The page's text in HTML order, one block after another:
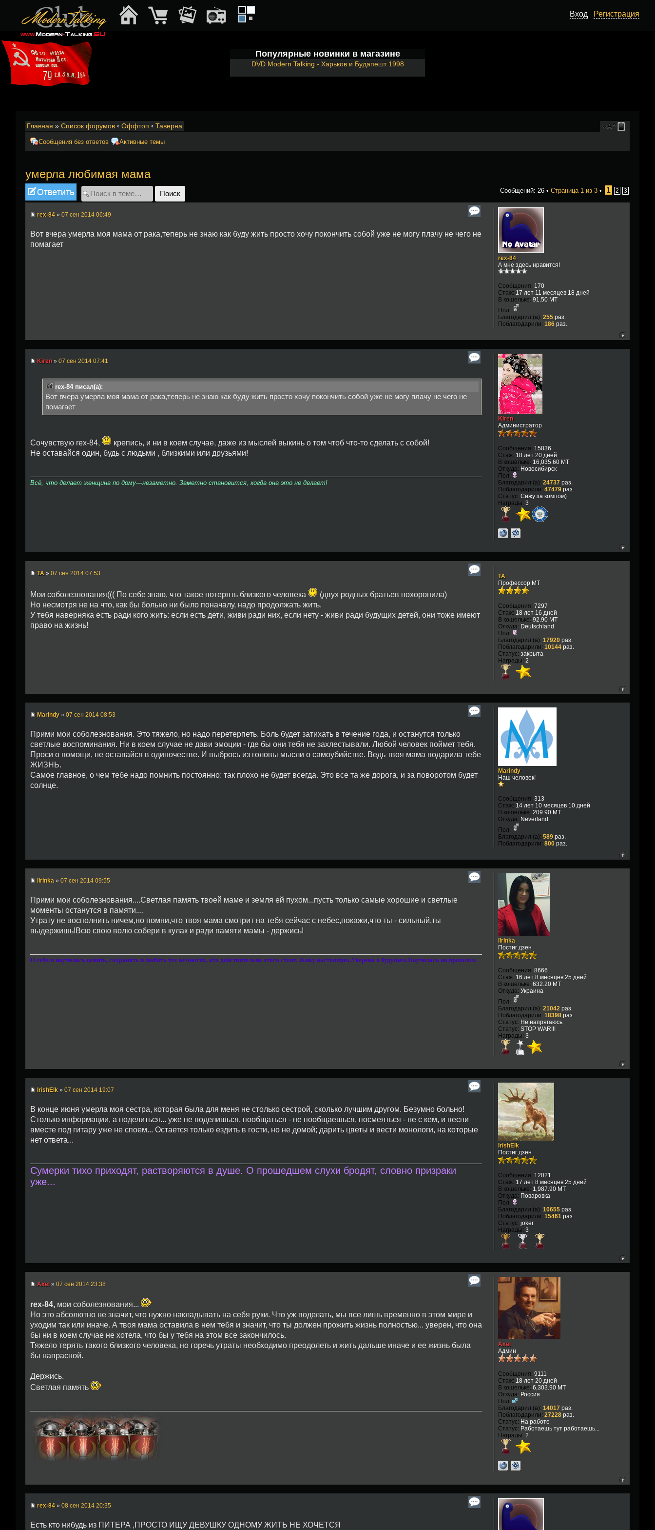
Популярные новинки в магазине
DVD Modern Talking - Харьков и Будапешт 1998
Главная » Список форумов ‹ Оффтоп ‹ Таверна
Сообщения без ответов Активные темы
умерла любимая мама
Ответить Сообщений: 26 • Страница 1 из 3 • 1 2 3
rex-84 » 07 сен 2014 06:49
Вот вчера умерла моя мама от рака,теперь не знаю как буду жить просто хочу покончить собой уже не могу плачу не чего не
помагает
rex-84
А мне здесь нравится!
Сообщения: 170
Стаж: 17 лет 11 месяцев 18 дней
В кошельке: 91.50 MT
Пол:
Благодарил (а): 255раз.
Поблагодарили: 186раз.
Kiren » 07 сен 2014 07:41
rex-84 писал(а):
Вот вчера умерла моя мама от рака,теперь не знаю как буду жить просто хочу покончить собой уже не могу плачу не чего не
помагает
Сочувствую rex-84,
крепись, и ни в коем случае, даже из мыслей выкинь о том чтоб что-то сделать с собой!
Не оставайся один, будь с людьми , близкими или друзьями!
Всё, что делает женщина по дому—незаметно. Заметно становится, когда она это не делает!
Kiren
Администратор
Сообщения: 15836
Стаж: 18 лет 20 дней
В кошельке: 16,035.60 MT
Откуда: Новосибирск
Пол:
Благодарил (а): 24737раз.
Поблагодарили: 47479раз.
Статус: Сижу за компом)
Награды: 3
TA » 07 сен 2014 07:53
Мои соболезнования((( По себе знаю, что такое потерять близкого человека
(двух родных братьев похоронила)
Но несмотря не на что, как бы больно ни было поначалу, надо продолжать жить.
У тебя наверняка есть ради кого жить: если есть дети, живи ради них, если нету - живи ради будущих детей, они тоже имеют
право на жизнь!
TA
Профессор МТ
Сообщения: 7297
Стаж: 18 лет 16 дней
В кошельке: 92.90 MT
Откуда: Deutschland
Пол:
Благодарил (а): 17920раз.
Поблагодарили: 10144раз.
Статус: закрыта
Награды: 2
Marindy » 07 сен 2014 08:53
Прими мои соболезнования. Это тяжело, но надо перетерпеть. Боль будет затихать в течение года, и останутся только
светлые воспоминания. Ни в коем случае не дави эмоции - где бы они тебя не захлестывали. Любой человек поймет тебя.
Проси о помощи, не оставайся в одиночестве. И выбрось из головы мысли о самоубийстве. Ведь твоя мама подарила тебе
ЖИЗНЬ.
Самое главное, о чем тебе надо помнить постоянно: так плохо не будет всегда. Это все та же дорога, и за поворотом будет
солнце.
Marindy
Наш человек!
Сообщения: 313
Стаж: 14 лет 10 месяцев 10 дней
В кошельке: 209.90 MT
Откуда: Neverland
Пол:
Благодарил (а): 589раз.
Поблагодарили: 800раз.
lirinka » 07 сен 2014 09:55
Прими мои соболезнования....Светлая память твоей маме и земля ей пухом...пусть только самые хорошие и светлые
моменты останутся в памяти....
Утрату не восполнить ничем,но помни,что твоя мама смотрит на тебя сейчас с небес,покажи,что ты - сильный,ты
выдержишь!Всю свою волю собери в кулак и ради памяти мамы - держись!
О себе:я научилась ценить, сохранять и любить тех немногих, кто действительно этого стоит. Живу настоящим.Уверена в будущем.Научилась на прошлом.
lirinka
Постиг дзен
Сообщения: 8666
Стаж: 16 лет 8 месяцев 25 дней
В кошельке: 632.20 MT
Откуда: Украина
Пол:
Благодарил (а): 21042раз.
Поблагодарили: 18398раз.
Статус: Не напрягаюсь
Статус: STOP WAR!!!
Награды: 3
IrishElk » 07 сен 2014 19:07
В конце июня умерла моя сестра, которая была для меня не столько сестрой, сколько лучшим другом. Безумно больно!
Столько информации, а поделиться... уже не поделишься, пообщаться - не пообщаешься, посмеяться - не с кем, и песни
вместе под гитару уже не споем... Остается только ездить в гости, но не домой; дарить цветы и вести монологи, на которые
нет ответа...
Сумерки тихо приходят, растворяются в душе. О прошедшем слухи бродят, словно призраки
уже...
IrishElk
Постиг дзен
Сообщения: 12021
Стаж: 17 лет 8 месяцев 25 дней
В кошельке: 1,987.90 MT
Откуда: Поваровка
Пол:
Благодарил (а): 10655раз.
Поблагодарили: 15461раз.
Статус: joker
Награды: 3
Axel » 07 сен 2014 23:38
rex-84, мои соболезнования...
Но это абсолютно не значит, что нужно накладывать на себя руки. Что уж поделать, мы все лишь временно в этом мире и
уходим так или иначе. А твоя мама оставила в нем тебя и значит, что ты должен прожить жизнь полностью... уверен, что она
бы ни в коем случае не хотела, что бы у тебя на этом все закончилось.
Тяжело терять такого близкого человека, но горечь утраты необходимо преодолеть и жить дальше иначе и ее жизнь была
бы напрасной.
Держись.
Светлая память
Axel
Админ
Сообщения: 9111
Стаж: 18 лет 20 дней
В кошельке: 6,303.90 MT
Откуда: Россия
Пол:
Благодарил (а): 14017раз.
Поблагодарили: 27228раз.
Статус: На работе
Статус: Работаешь тут работаешь...
Награды: 2
rex-84 » 08 сен 2014 20:35
Есть кто нибудь из ПИТЕРА ,ПРОСТО ИЩУ ДЕВУШКУ ОДНОМУ ЖИТЬ НЕ ХОЧЕТСЯ
Вход Регистрация